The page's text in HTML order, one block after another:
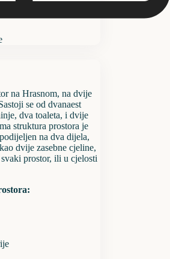
na Hrasnom, na dvije
se od dvanaest
dva toaleta, i dvije
struktura prostora je
na dva dijela,
dvije zasebne cjeline,
prostor, ili u cjelosti